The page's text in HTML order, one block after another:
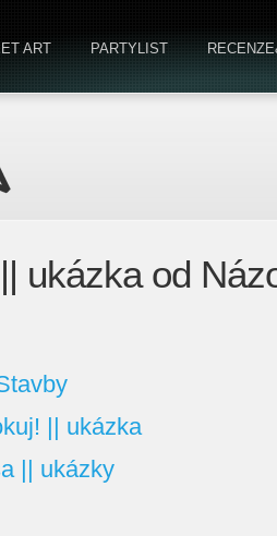
ART PARTYLIST
ukázka od
|| ukázka
|| ukázky